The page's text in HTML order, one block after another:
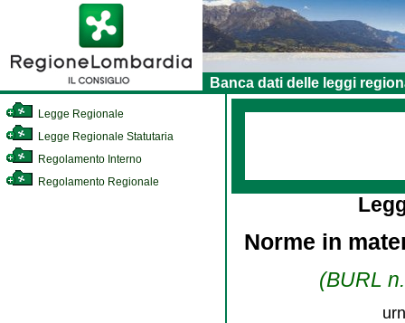
Banca dati delle leggi
Legge Regionale
Legge Regionale Statutaria
Regolamento Interno
Regolamento Regionale
Norme in
(BURL